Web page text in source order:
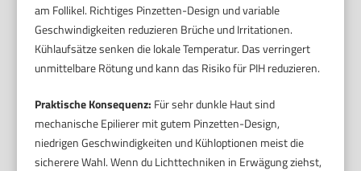
am Follikel. Richtiges Pinzetten-Design und variable
Geschwindigkeiten reduzieren Brüche und Irritationen.
Kühlaufsätze senken die lokale Temperatur. Das verringert
unmittelbare Rötung und kann das Risiko für PIH reduzieren.
Praktische Konsequenz: Für sehr dunkle Haut sind
mechanische Epilierer mit gutem Pinzetten-Design,
niedrigen Geschwindigkeiten und Kühloptionen meist die
sicherere Wahl. Wenn du Lichttechniken in Erwägung ziehst,